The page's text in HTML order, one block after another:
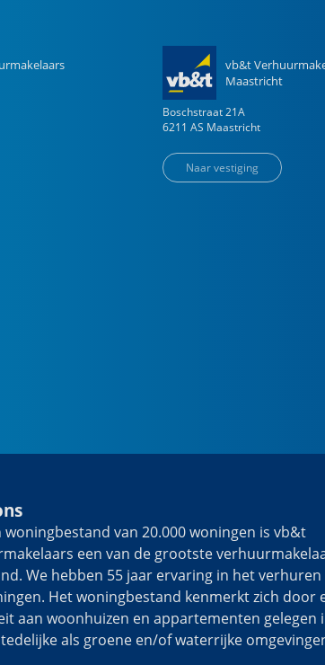
vb&t
Maastricht
Boschstraat 21A
6211 AS Maastricht
Naar vestiging
woningbestand van 20.000 woningen is vb&t
een van de grootste
We hebben 55 jaar ervaring in het
Het woningbestand kenmerkt zich door
aan woonhuizen en appartementen gelegen
als groene en/of waterrijke